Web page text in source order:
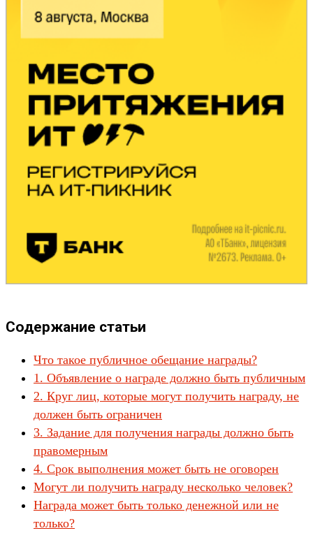
Содержание статьи
Что такое публичное обещание награды?
1. Объявление о награде должно быть публичным
2. Круг лиц, которые могут получить награду, не
должен быть ограничен
3. Задание для получения награды должно быть
правомерным
4. Срок выполнения может быть не оговорен
Могут ли получить награду несколько человек?
Награда может быть только денежной или не
только?